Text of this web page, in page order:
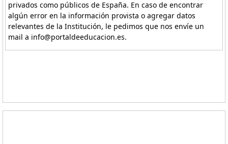
privados como públicos de España. En caso de encontrar
algún error en la información provista o agregar datos
relevantes de la Institución, le pedimos que nos envíe un
mail a info@portaldeeducacion.es.